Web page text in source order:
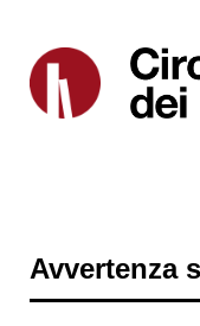
Avvertenza